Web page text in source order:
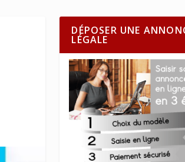
DÉPOSER UNE
LÉGALE